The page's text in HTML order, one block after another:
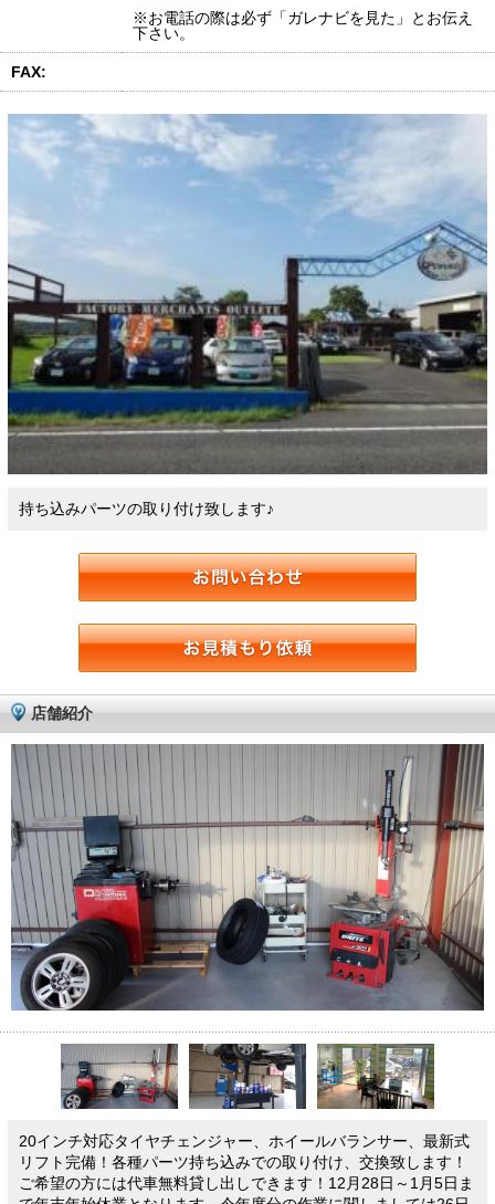
※お電話の際は必ず「ガレナビを見た」とお伝え
下さい。
FAX:
持ち込みパーツの取り付け致します♪
店舗紹介
20インチ対応タイヤチェンジャー、ホイールバランサー、最新式
リフト完備！各種パーツ持ち込みでの取り付け、交換致します！
ご希望の方には代車無料貸し出しできます！12月28日～1月5日ま